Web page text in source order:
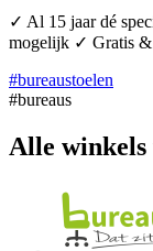
✓ Al 15 jaar dé
mogelijk ✓ Gratis &
#bureaustoelen
#bureaus
Alle winkels